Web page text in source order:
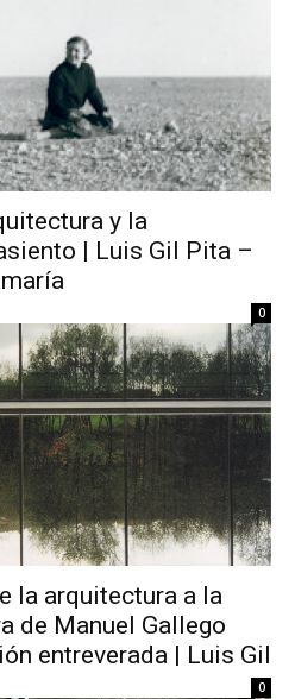
y la
| Luis Gil Pita –
0
la arquitectura a la
de Manuel Gallego
entreverada | Luis Gil
0